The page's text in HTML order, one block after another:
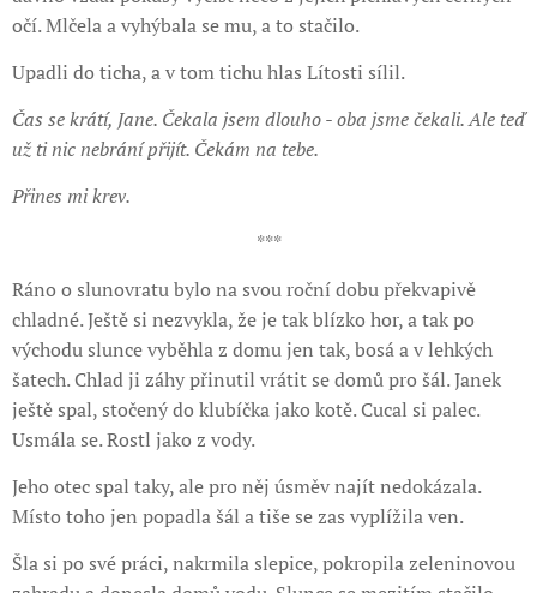
očí. Mlčela a vyhýbala se mu, a to stačilo.
Upadli do ticha, a v tom tichu hlas Lítosti sílil.
Čas se krátí, Jane. Čekala jsem dlouho - oba jsme čekali. Ale teď
už ti nic nebrání přijít. Čekám na tebe.
Přines mi krev.
***
Ráno o slunovratu bylo na svou roční dobu překvapivě
chladné. Ještě si nezvykla, že je tak blízko hor, a tak po
východu slunce vyběhla z domu jen tak, bosá a v lehkých
šatech. Chlad ji záhy přinutil vrátit se domů pro šál. Janek
ještě spal, stočený do klubíčka jako kotě. Cucal si palec.
Usmála se. Rostl jako z vody.
Jeho otec spal taky, ale pro něj úsměv najít nedokázala.
Místo toho jen popadla šál a tiše se zas vyplížila ven.
Šla si po své práci, nakrmila slepice, pokropila zeleninovou